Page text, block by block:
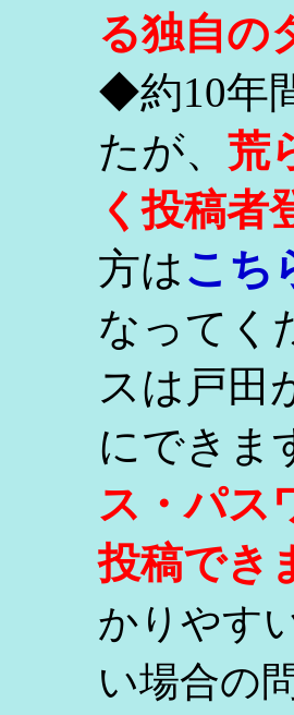
る独自の
◆約10年
たが、 荒
く投稿者
方はこち
なってく
スは戸田
にできま
ス・パス
投稿でき
かりやす
い場合の